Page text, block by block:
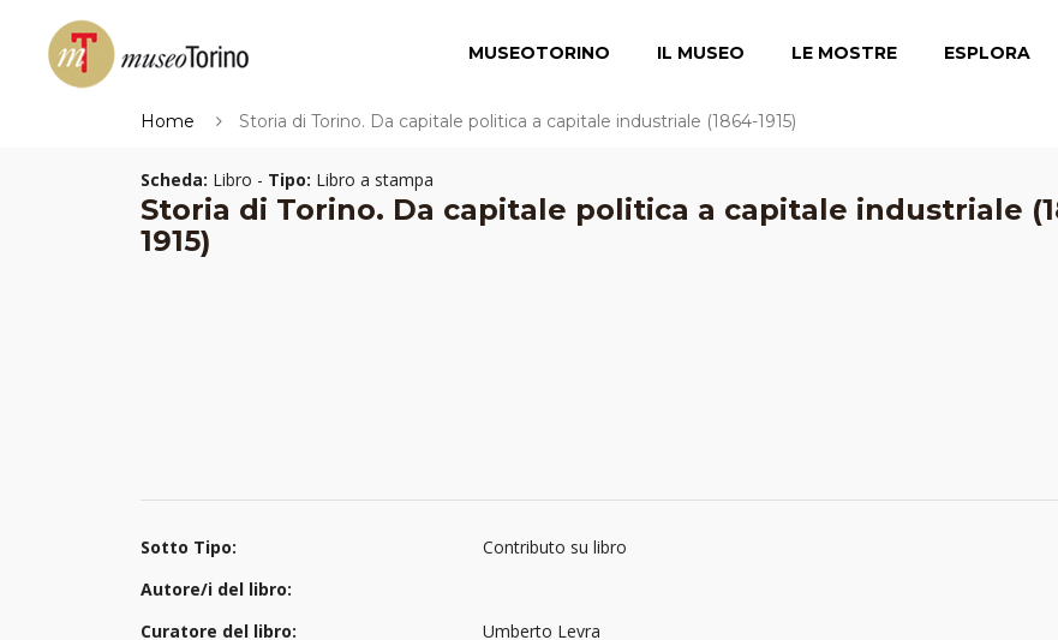
MUSEOTORINO IL MUSEO LE MOSTRE ESPLORA
Home Storia di Torino. Da capitale politica a capitale industriale (1864-1915)
Scheda: Libro - Tipo: Libro a stampa
Storia di Torino. Da capitale politica a capitale industriale
1915)
Sotto Tipo:
Contributo su libro
Autore/i del libro:
Curatore del libro:
Umberto Levra